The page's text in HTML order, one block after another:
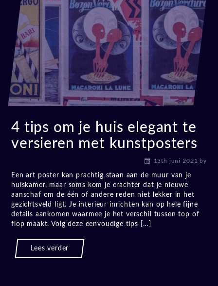
4 tips om je huis elegant te
versieren met kunstposters
13th juni 2021 by
Een art poster kan prachtig staan aan de muur van je
huiskamer, maar soms kom je erachter dat je nieuwe
aanschaf om de één of andere reden niet lekker in het
gezichtsveld ligt. Je interieur inrichten kan op hele fijne
details aankomen waarmee je het verschil tussen top of
flop maakt. Volg deze eenvoudige tips […]
Lees verder